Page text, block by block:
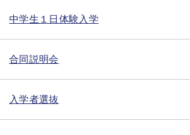
中学生１日体験入学
合同説明会
入学者選抜